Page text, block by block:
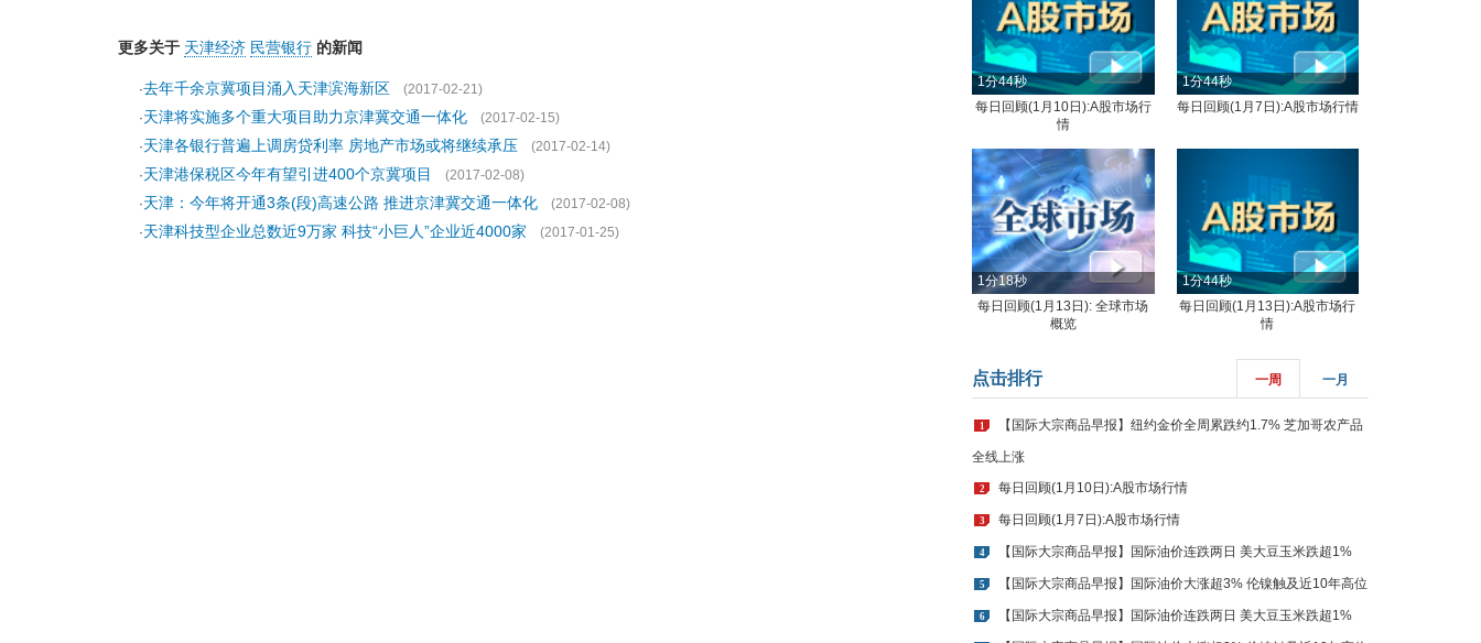
更多关于 天津经济 民营银行 的新闻
·去年千余京冀项目涌入天津滨海新区
(2017-02-21)
·天津将实施多个重大项目助力京津冀交通一体化
(2017-02-15)
·天津各银行普遍上调房贷利率 房地产市场或将继续承压
(2017-02-14)
·天津港保税区今年有望引进400个京冀项目
(2017-02-08)
·天津：今年将开通3条(段)高速公路 推进京津冀交通一体化
(2017-02-08)
·天津科技型企业总数近9万家 科技“小巨人”企业近4000家 (2017-01-25)
1分44秒
每日回顾(1月10日):A股市场行
情
1分44秒
每日回顾(1月7日):A股市场行情
1分18秒
每日回顾(1月13日): 全球市场
概览
1分44秒
每日回顾(1月13日):A股市场行
情
点击排行 一周 一月
1 【国际大宗商品早报】纽约金价全周累跌约1.7% 芝加哥农产品
全线上涨
2 每日回顾(1月10日):A股市场行情
3 每日回顾(1月7日):A股市场行情
4 【国际大宗商品早报】国际油价连跌两日 美大豆玉米跌超1%
5 【国际大宗商品早报】国际油价大涨超3% 伦镍触及近10年高位
6 【国际大宗商品早报】国际油价连跌两日 美大豆玉米跌超1%